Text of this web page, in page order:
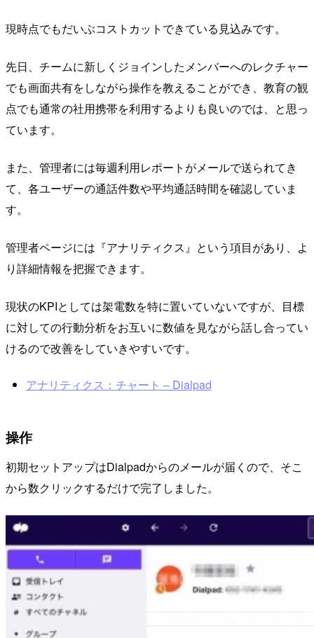
現時点でもだいぶコストカットできている見込みです。
先日、チームに新しくジョインしたメンバーへのレクチャー
でも画面共有をしながら操作を教えることができ、教育の観
点でも通常の社用携帯を利用するよりも良いのでは、と思っ
ています。
また、管理者には毎週利用レポートがメールで送られてき
て、各ユーザーの通話件数や平均通話時間を確認していま
す。
管理者ページには『アナリティクス』という項目があり、よ
り詳細情報を把握できます。
現状のKPIとしては架電数を特に置いていないですが、目標
に対しての行動分析をお互いに数値を見ながら話し合ってい
けるので改善をしていきやすいです。
アナリティクス：チャート – Dialpad
操作
初期セットアップはDialpadからのメールが届くので、そこ
から数クリックするだけで完了しました。